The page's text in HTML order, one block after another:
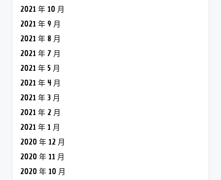
2021 年 10 月
2021 年 9 月
2021 年 8 月
2021 年 7 月
2021 年 5 月
2021 年 4 月
2021 年 3 月
2021 年 2 月
2021 年 1 月
2020 年 12 月
2020 年 11 月
2020 年 10 月